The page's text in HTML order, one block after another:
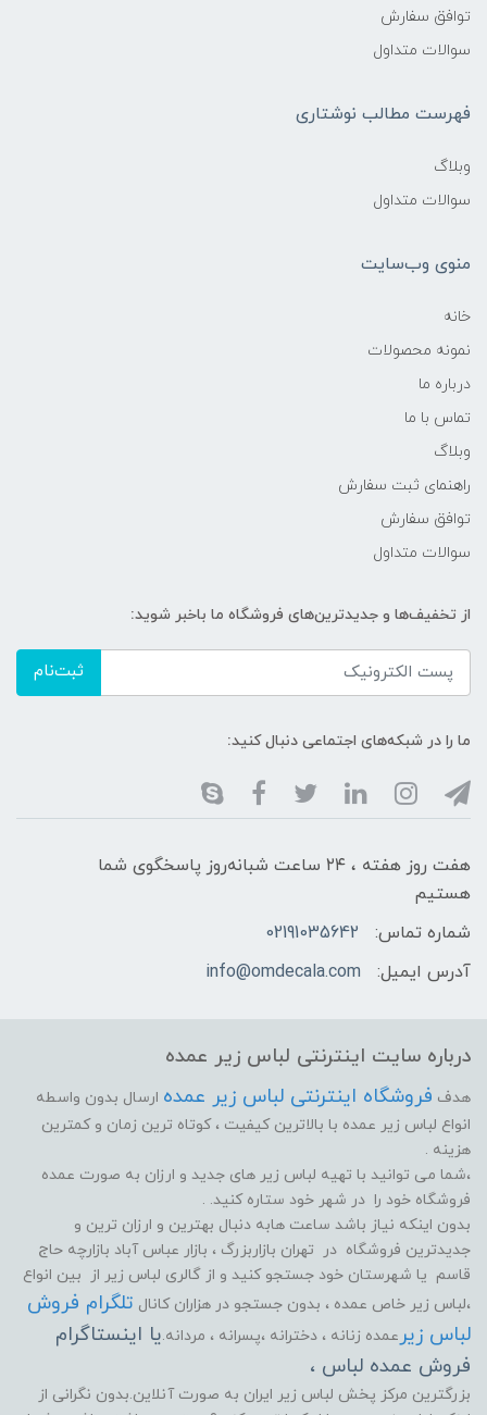
توافق سفارش
سوالات متداول
فهرست مطالب نوشتاری
وبلاگ
سوالات متداول
منوی وب‌سایت
خانه
نمونه محصولات
درباره ما
تماس با ما
وبلاگ
راهنمای ثبت سفارش
توافق سفارش
سوالات متداول
از تخفیف‌ها و جدیدترین‌های فروشگاه ما باخبر شوید:
ثبت‌نام
ما را در شبکه‌های اجتماعی دنبال کنید:
هفت روز هفته ، ۲۴ ساعت شبانه‌روز پاسخگوی شما
هستیم
شماره تماس:
02191035642
آدرس ایمیل:
info@omdecala.com
درباره سایت اینترنتی لباس زیر عمده
هدف فروشگاه اینترنتی لباس زیر عمده ارسال بدون واسطه
انواع لباس زیر عمده با بالاترین کیفیت ، کوتاه ترین زمان و کمترین
هزینه .
،شما می توانید با تهیه لباس زیر های جدید و ارزان به صورت عمده
فروشگاه خود را در شهر خود ستاره کنید. .
بدون اینکه نیاز باشد ساعت هابه دنبال بهترین و ارزان ترین و
جدیدترین فروشگاه در تهران بازاربزرگ ، بازار عباس آباد بازارچه حاج
قاسم یا شهرستان خود جستجو کنید و از گالری لباس زیر از بین انواع
،لباس زیر خاص عمده ، بدون جستجو در هزاران کانال تلگرام فروش
لباس زیر عمده زنانه ، دخترانه ،پسرانه ، مردانه.یا اینستاگرام
فروش عمده لباس ،
بزرگترین مرکز پخش لباس زیر ایران به صورت آنلاین.بدون نگرانی از